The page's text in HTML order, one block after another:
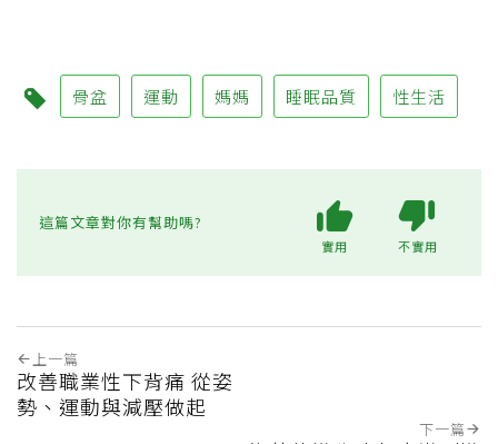
骨盆 運動 媽媽 睡眠品質 性生活
這篇文章對你有幫助嗎?
實用 不實用
上一篇
改善職業性下背痛 從姿
勢、運動與減壓做起
下一篇